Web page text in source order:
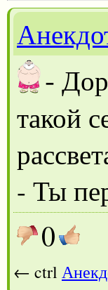
-
такой
- Ты
0
← ctrl